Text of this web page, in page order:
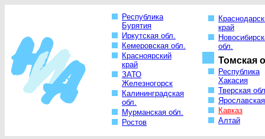
Республика
Бурятия
Иркутская обл.
Кемеровская обл.
Красноярский
край
ЗАТО
Железногорск
Калининградская
обл.
Мурманская обл.
Ростов
край
обл.
Томская
Республика
Хакасия
Тверская
Кавказ
Алтай